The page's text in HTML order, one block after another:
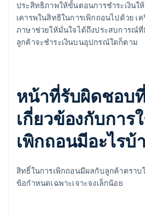
ประสิทธิภาพให้ขั้นตอนการชําระเงินใ
เคารพในสิทธิในการเพิกถอนไปด้วย เ
ภาษาช่วยให้มั่นใจได้ถึงประสบการณ์
ลูกค้าจะชำระเงินบนอุปกรณ์ใดก็ตาม
หน้าที่รับผิดชอบ
เกี่ยวข้องกับการ
เพิกถอนมีอะไรบ้
สิทธิ์ในการเพิกถอนมีผลกับลูกค้าตรา
ข้อกําหนดเฉพาะเจาะจงเล็กน้อย